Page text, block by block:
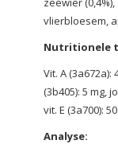
vlierbloesem,
Nutritionele
Vit. A (3a672a):
(3b405): 5 mg,
vit. E (3a700):
Analyse: